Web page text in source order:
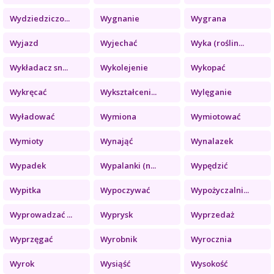
Wydziedziczo... Wygnanie Wygrana
Wyjazd Wyjechać Wyka (roślin...
Wykładacz sn... Wykolejenie Wykopać
Wykręcać Wykształceni... Wylęganie
Wyładować Wymiona Wymiotować
Wymioty Wynająć Wynalazek
Wypadek Wypalanki (n... Wypędzić
Wypitka Wypoczywać Wypożyczalni...
Wyprowadzać ... Wyprysk Wyprzedaż
Wyprzęgać Wyrobnik Wyrocznia
Wyrok Wysiąść Wysokość